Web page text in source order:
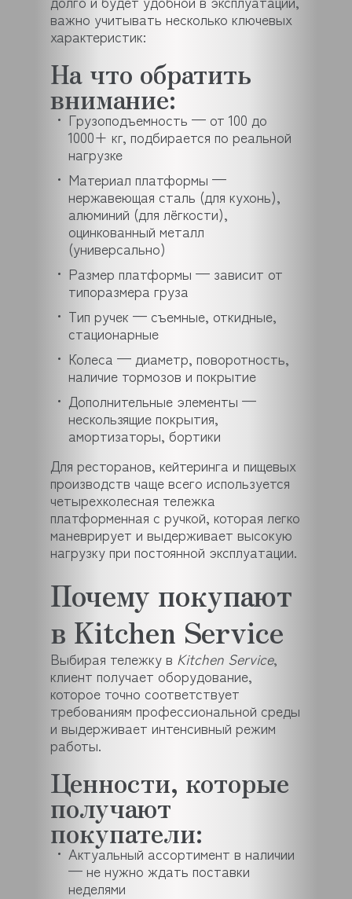
важно учитывать несколько ключевых
характеристик:
На что обратить
внимание:
Грузоподъемность — от 100 до
1000+ кг, подбирается по реальной
нагрузке
Материал платформы —
нержавеющая сталь (для кухонь),
алюминий (для лёгкости),
оцинкованный металл
(универсально)
Размер платформы — зависит от
типоразмера груза
Тип ручек — съемные, откидные,
стационарные
Колеса — диаметр, поворотность,
наличие тормозов и покрытие
Дополнительные элементы —
нескользящие покрытия,
амортизаторы, бортики
Для ресторанов, кейтеринга и пищевых
производств чаще всего используется
четырехколесная тележка
платформенная с ручкой, которая легко
маневрирует и выдерживает высокую
нагрузку при постоянной эксплуатации.
Почему покупают
в Kitchen Service
Выбирая тележку в Kitchen Service,
клиент получает оборудование,
которое точно соответствует
требованиям профессиональной среды
и выдерживает интенсивный режим
работы.
Ценности, которые
получают
покупатели:
Актуальный ассортимент в наличии
— не нужно ждать поставки
неделями